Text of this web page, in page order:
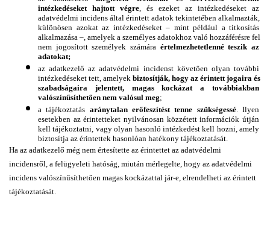
intézkedéseket hajtott végre , és ezeket az intézkedéseket az
adatvédelmi incidens által érintett adatok tekintetében alkalmazták,
különösen azokat az intézkedéseket – mint például a titkosítás
alkalmazása –, amelyek a személyes adatokhoz való hozzáférésre fel
nem jogosított személyek számára értelmezhetetlenné teszik az
adatokat;
az adatkezelő az adatvédelmi incidenst követően olyan további
intézkedéseket tett, amelyek biztosítják, hogy az érintett jogaira és
szabadságaira jelentett, magas kockázat a továbbiakban
valószínűsíthetően nem valósul meg;
a tájékoztatás aránytalan erőfeszítést tenne szükségessé. Ilyen
esetekben az érintetteket nyilvánosan közzétett információk útján
kell tájékoztatni, vagy olyan hasonló intézkedést kell hozni, amely
biztosítja az érintettek hasonlóan hatékony tájékoztatását.
Ha az adatkezelő még nem értesítette az érintettet az adatvédelmi
incidensről, a felügyeleti hatóság, miután mérlegelte, hogy az adatvédelmi
incidens valószínűsíthetően magas kockázattal jár-e, elrendelheti az érintett
tájékoztatását.